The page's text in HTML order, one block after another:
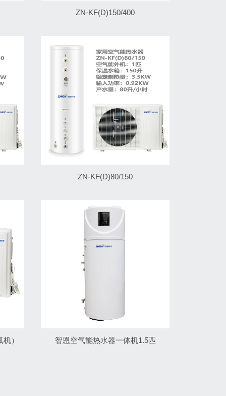
ZN-KF(D)150/400
ZN-KF(D)80/150
） 智恩空气能热水器一体机1.5匹